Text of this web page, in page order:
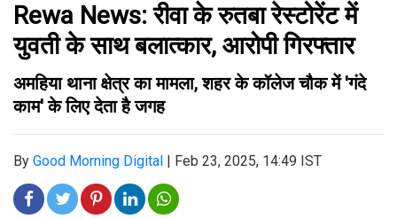
Rewa News: रीवा के रुतबा रेस्टोरेंट में
युवती के साथ बलात्कार, आरोपी गिरफ्तार
अमहिया थाना क्षेत्र का मामला, शहर के कॉलेज चौक में 'गंदे
काम' के लिए देता है जगह
By Good Morning Digital | Feb 23, 2025, 14:49 IST